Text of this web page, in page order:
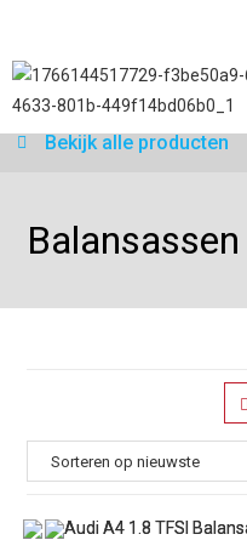
Bekijk alle producten
Balansassen